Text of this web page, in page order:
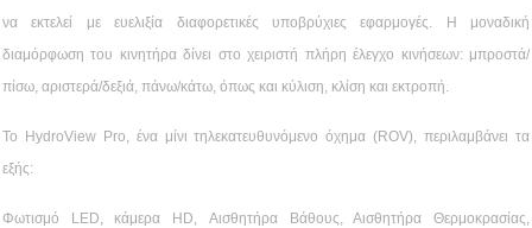
να εκτελεί με ευελιξία διαφορετικές υποβρύχιες εφαρμογές. Η μοναδική
διαμόρφωση του κινητήρα δίνει στο χειριστή πλήρη έλεγχο κινήσεων: μπροστά/
πίσω, αριστερά/δεξιά, πάνω/κάτω, όπως και κύλιση, κλίση και εκτροπή.
Το HydroView Pro, ένα μίνι τηλεκατευθυνόμενο όχημα (ROV), περιλαμβάνει τα
εξής:
Φωτισμό LED, κάμερα HD, Αισθητήρα Βάθους, Αισθητήρα Θερμοκρασίας,